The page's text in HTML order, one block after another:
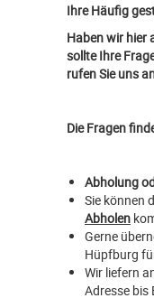
Ihre Häufig
Haben wir hier
sollte Ihre
rufen Sie uns
Die Fragen
Abholung
Sie können
Abholen
Gerne
Hüpfburg
Wir liefern
Adresse